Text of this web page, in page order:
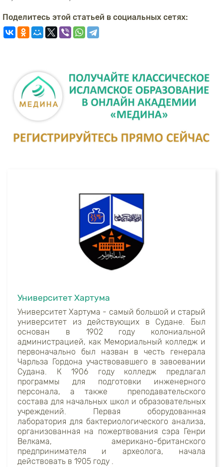
Поделитесь этой статьей в социальных сетях:
Университет Хартума
Университет Хартума - самый большой и старый
университет из действующих в Судане. Был
основан в 1902 году колониальной
администрацией, как Мемориальный колледж и
первоначально был назван в честь генерала
Чарльза Гордона участвовавшего в завоевании
Судана. К 1906 году колледж предлагал
программы для подготовки инженерного
персонала, а также преподавательского
состава для начальных школ и образовательных
учреждений. Первая оборудованная
лаборатория для бактериологического анализа,
организованная на пожертвования сэра Генри
Велкама, американо-британского
предпринимателя и археолога, начала
действовать ​​в 1905 году .